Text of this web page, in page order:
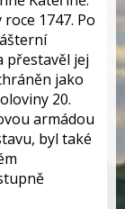
1747. Po
přestavěl jej
jako
20.
armádou
byl také